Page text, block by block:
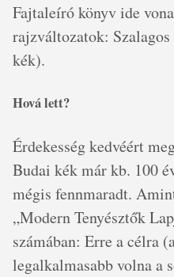
Fajtaleíró könyv ide
rajzváltozatok:
kék).
Hová lett?
Érdekesség kedvéért
Budai kék már kb. 100
mégis fennmaradt.
„Modern Tenyésztők
számában: Erre a célra
legalkalmasabb volna a